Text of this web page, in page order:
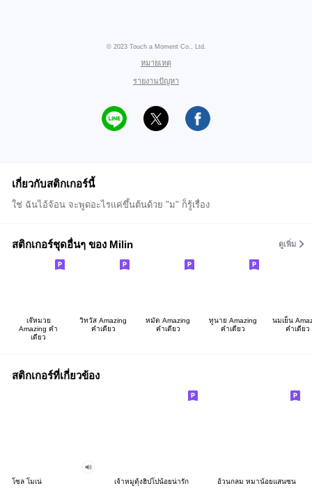
© 2023 Touch a Moment Co., Ltd.
หมายเหตุ
รายงานปัญหา
เกี่ยวกับสติกเกอร์นี้
ใช่ ฉันไอ้จ้อน จะพูดอะไรแค่ขึ้นต้นด้วย "ม" ก็รู้เรื่อง
สติกเกอร์ชุดอื่นๆ ของ Milin ดูเพิ่ม
เจ๊หมวย
Amazing คำ
เดียว
วิทวัส Amazing
คำเดียว
หมัด Amazing
คำเดียว
ทูนาย Amazing
คำเดียว
นมเย็น
คำเดียว
สติกเกอร์ที่เกี่ยวข้อง
โซล โมเน่ เจ้าหมูดุ้งฮิปโปน้อยน่ารัก อ้วนกลม หมาน้อยแสนซน